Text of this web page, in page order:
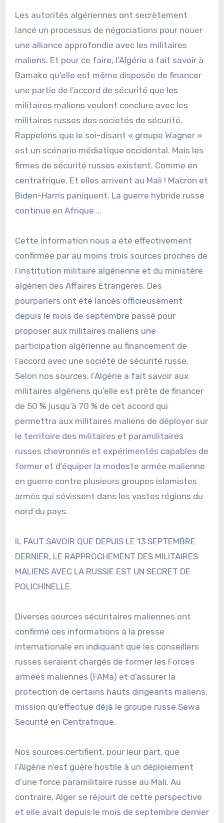
Les autorités algériennes ont secrètement
lancé un processus de négociations pour nouer
une alliance approfondie avec les militaires
maliens. Et pour ce faire, l’Algérie a fait savoir à
Bamako qu’elle est même disposée de financer
une partie de l’accord de sécurité que les
militaires maliens veulent conclure avec les
militaires russes des societés de sécurité.
Rappelons que le soi-disant « groupe Wagner »
est un scénario médiatique occidental. Mais les
firmes de sécurité russes existent. Comme en
centrafrique. Et elles arrivent au Mali ! Macron et
Biden-Harris paniquent. La guerre hybride russe
continue en Afrique …
Cette information nous a été effectivement
confirmée par au moins trois sources proches de
l’institution militaire algérienne et du ministère
algérien des Affaires Etrangères. Des
pourparlers ont été lancés officieusement
depuis le mois de septembre passé pour
proposer aux militaires maliens une
participation algérienne au financement de
l’accord avec une société de sécurité russe.
Selon nos sources, l’Algérie a fait savoir aux
militaires algériens qu’elle est prête de financer
de 50 % jusqu’à 70 % de cet accord qui
permettra aux militaires maliens de déployer sur
le territoire des militaires et paramilitaires
russes chevronnés et expérimentés capables de
former et d’équiper la modeste armée malienne
en guerre contre plusieurs groupes islamistes
armés qui sévissent dans les vastes régions du
nord du pays.
IL FAUT SAVOIR QUE DEPUIS LE 13 SEPTEMBRE
DERNIER, LE RAPPROCHEMENT DES MILITAIRES
MALIENS AVEC LA RUSSIE EST UN SECRET DE
POLICHINELLE.
Diverses sources sécuritaires maliennes ont
confirmé ces informations à la presse
internationale en indiquant que les conseillers
russes seraient chargés de former les Forces
armées maliennes (FAMa) et d’assurer la
protection de certains hauts dirigeants maliens,
mission qu’effectue déjà le groupe russe Sewa
Securité en Centrafrique.
Nos sources certifient, pour leur part, que
l’Algérie n’est guère hostile à un déploiement
d’une force paramilitaire russe au Mali. Au
contraire, Alger se réjouit de cette perspective
et elle avait depuis le mois de septembre dernier